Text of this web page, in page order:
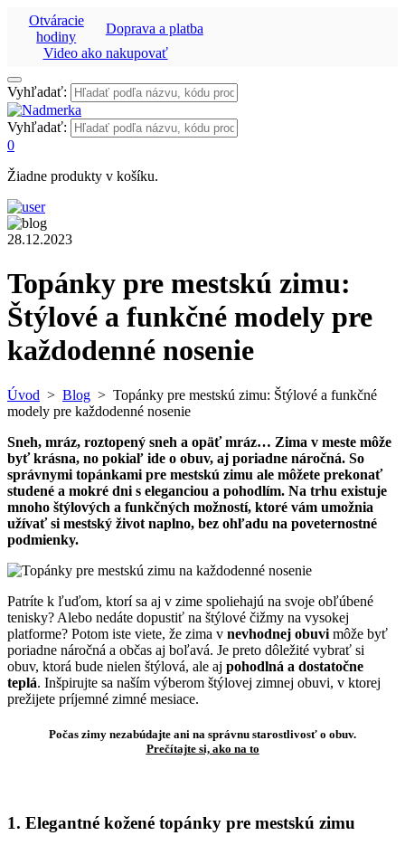
Otváracie
hodiny
Doprava a platba
Video ako nakupovať
Vyhľadať:
Vyhľadať:
0
Žiadne produkty v košíku.
28.12.2023
Topánky pre mestskú zimu:
Štýlové a funkčné modely pre
každodenné nosenie
Úvod > Blog > Topánky pre mestskú zimu: Štýlové a funkčné
modely pre každodenné nosenie
Sneh, mráz, roztopený sneh a opäť mráz… Zima v meste môže
byť krásna, no pokiaľ ide o obuv, aj poriadne náročná. So
správnymi topánkami pre mestskú zimu ale môžete prekonať
studené a mokré dni s eleganciou a pohodlím. Na trhu existuje
mnoho štýlových a funkčných možností, ktoré vám umožnia
užívať si mestský život naplno, bez ohľadu na poveternostné
podmienky.
Patríte k ľuďom, ktorí sa aj v zime spoliehajú na svoje obľúbené
tenisky? Alebo nedáte dopustiť na štýlové čižmy na vysokej
platforme? Potom iste viete, že zima v nevhodnej obuvi môže byť
poriadne náročná a občas aj boľavá. Je preto dôležité vybrať si
obuv, ktorá bude nielen štýlová, ale aj pohodlná a dostatočne
teplá. Inšpirujte sa naším výberom štýlovej zimnej obuvi, v ktorej
prežijete príjemné zimné mesiace.
Počas zimy nezabúdajte ani na správnu starostlivosť o obuv.
Prečítajte si, ako na to
1. Elegantné kožené topánky pre mestskú zimu